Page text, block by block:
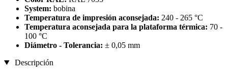
System: bobina
Temperatura de impresión aconsejada: 240 - 265 °C
Temperatura aconsejada para la plataforma térmica: 70 -
100 °C
Diámetro - Tolerancia: ± 0,05 mm
Descripción